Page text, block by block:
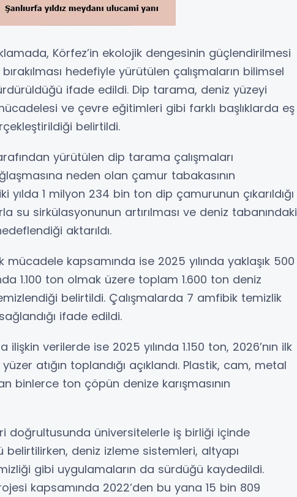
Körfez’in ekolojik dengesinin güçlendirilmesi
hedefiyle yürütülen çalışmaların bilimsel
ifade edildi. Dip tarama, deniz yüzeyi
ve çevre eğitimleri gibi farklı başlıklarda eş
belirtildi.
yürütülen dip tarama çalışmaları
neden olan çamur tabakasının
yılda 1 milyon 234 bin ton dip çamurunun çıkarıldığı
su sirkülasyonunun artırılması ve deniz tabanındaki
aktarıldı.
mücadele kapsamında ise 2025 yılında yaklaşık 500
1.100 ton olmak üzere toplam 1.600 ton deniz
belirtildi. Çalışmalarda 7 amfibik temizlik
ifade edildi.
ilişkin verilerde ise 2025 yılında 1.150 ton, 2026’nın ilk
atığın toplandığı açıklandı. Plastik, cam, metal
binlerce ton çöpün denize karışmasının
doğrultusunda üniversitelerle iş birliği içinde
belirtilirken, deniz izleme sistemleri, altyapı
gibi uygulamaların da sürdüğü kaydedildi.
kapsamında 2022’den bu yana 15 bin 809